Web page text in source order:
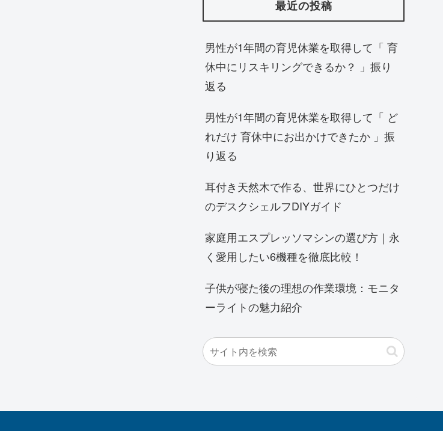
最近の投稿
男性が1年間の育児休業を取得して「 育
休中にリスキリングできるか？ 」振り
返る
男性が1年間の育児休業を取得して「 ど
れだけ 育休中にお出かけできたか 」振
り返る
耳付き天然木で作る、世界にひとつだけ
のデスクシェルフDIYガイド
家庭用エスプレッソマシンの選び方｜永
く愛用したい6機種を徹底比較！
子供が寝た後の理想の作業環境：モニタ
ーライトの魅力紹介